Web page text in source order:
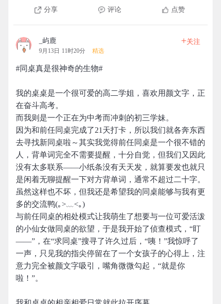
分享 评论 点赞
_屿鹿
9月13日 11时20分 精选
+关注
#同桌真是很神奇的生物#
我的桌桌是一个很可爱的高二学姐，喜欢用颜文字，正
在奋斗高考。
而我则是一个正在为中考而冲刺的初三学妹。
因为和前任同桌完成了21天打卡，所以我们就各奔东西
去寻找新同桌啦～其实我觉得前任同桌是一个很不错的
人，背单词完全不需要提醒，十分自觉，但我们又因此
没有太多联系——小纸条没有天天发，就算要发也就只
是闲着无聊提醒一下对方背单词，通常不超过二十字。
虽然这样也不坏，但我还是希望我的同桌能够与我有更
多的交流鸭(｡>﹏<｡)
与前任同桌的相处模式让我萌生了想要与一位可爱活泼
的小仙女做同桌的欲望，于是我开始了侦查模式，“盯
——”，在“求同桌”搜寻了许久过后，“咦！”我惊呼了
一声，只见我的指尖停留在了一个女孩子的心得上，注
意力完全被颜文字吸引，嘴角微微勾起，“就是你
啦！”。